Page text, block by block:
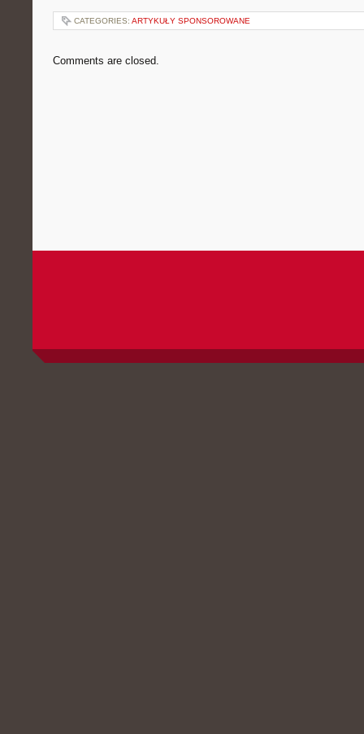
CATEGORIES: ARTYKUŁY SPONSOROWANE
Comments are closed.